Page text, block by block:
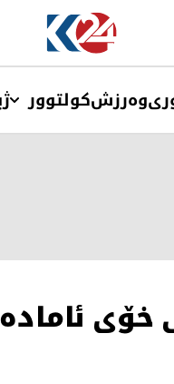
وەرزشکولتوور
خۆی ئامادە